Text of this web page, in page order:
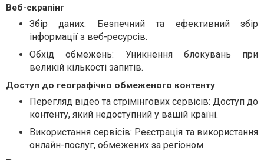
Веб-скрапінг
Збір даних: Безпечний та ефективний збір
інформації з веб-ресурсів.
Обхід обмежень: Уникнення блокувань при
великій кількості запитів.
Доступ до географічно обмеженого контенту
Перегляд відео та стрімінгових сервісів: Доступ до
контенту, який недоступний у вашій країні.
Використання сервісів: Реєстрація та використання
онлайн-послуг, обмежених за регіоном.